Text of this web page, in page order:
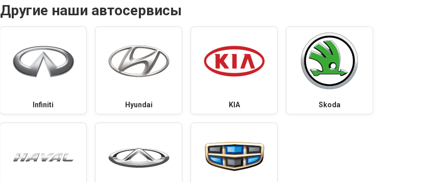
Другие наши автосервисы
Infiniti Hyundai KIA Skoda